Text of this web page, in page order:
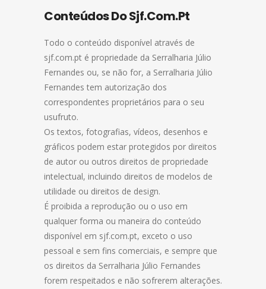
Conteúdos Do Sjf.com.pt
Todo o conteúdo disponível através de
sjf.com.pt é propriedade da Serralharia Júlio
Fernandes ou, se não for, a Serralharia Júlio
Fernandes tem autorização dos
correspondentes proprietários para o seu
usufruto.
Os textos, fotografias, vídeos, desenhos e
gráficos podem estar protegidos por direitos
de autor ou outros direitos de propriedade
intelectual, incluindo direitos de modelos de
utilidade ou direitos de design.
É proibida a reprodução ou o uso em
qualquer forma ou maneira do conteúdo
disponível em sjf.com.pt, exceto o uso
pessoal e sem fins comerciais, e sempre que
os direitos da Serralharia Júlio Fernandes
forem respeitados e não sofrerem alterações.